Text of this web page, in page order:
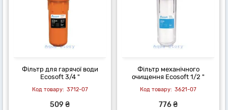
Фільтр для гарячої води
Ecosoft 3/4 "
3712-07
509 ₴
Фільтр механічного
очищення Ecosoft 1/2 "
3621-07
776 ₴